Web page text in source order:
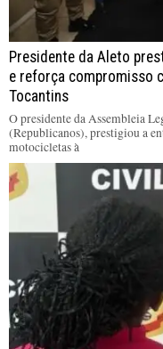
Presidente da Aleto
e reforça compromisso
Tocantins
O presidente da Assembleia
(Republicanos), prestigiou a
motocicletas à